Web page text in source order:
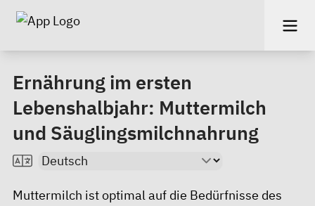
Ernährung im ersten
Lebenshalbjahr: Muttermilch
und Säuglingsmilchnahrung
Muttermilch ist optimal auf die Bedürfnisse des